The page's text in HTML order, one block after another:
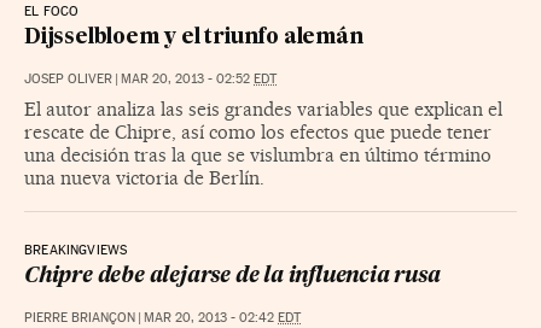
EL FOCO
Dijsselbloem y el triunfo alemán
JOSEP OLIVER | MAR 20, 2013 - 02:52 EDT
El autor analiza las seis grandes variables que explican el
rescate de Chipre, así como los efectos que puede tener
una decisión tras la que se vislumbra en último término
una nueva victoria de Berlín.
BREAKINGVIEWS
Chipre debe alejarse de la influencia rusa
PIERRE BRIANÇON | MAR 20, 2013 - 02:42 EDT